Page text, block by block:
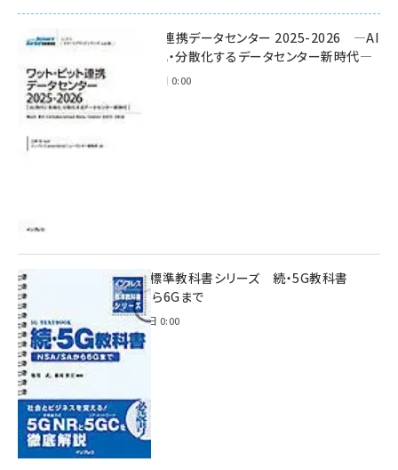
ワット・ビット連携データセンター 2025-2026 ―AI
時代に多様化・分散化するデータセンター新時代―
2025年11月28日 0:00
インプレス標準教科書シリーズ 続・5G教科書
NSA/SAから6Gまで
2023年4月3日 0:00